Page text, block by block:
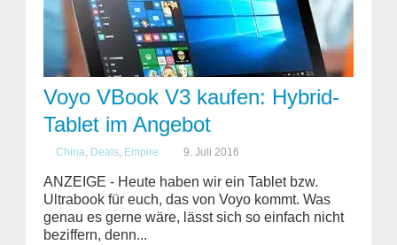
Voyo VBook V3 kaufen: Hybrid-
Tablet im Angebot
China, Deals, Empire 9. Juli 2016
ANZEIGE - Heute haben wir ein Tablet bzw.
Ultrabook für euch, das von Voyo kommt. Was
genau es gerne wäre, lässt sich so einfach nicht
beziffern, denn...